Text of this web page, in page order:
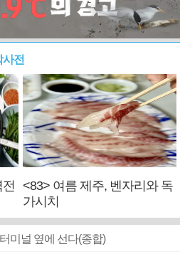
전
전
<83> 여름 제주, 벤자리와 독
가시치
미널 옆에 선다(종합)